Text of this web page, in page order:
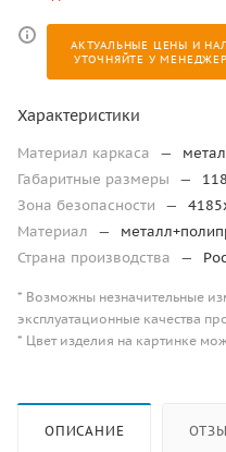
АКТУАЛЬНЫЕ ЦЕНЫ И
УТОЧНЯЙТЕ У
Характеристики
Материал каркаса —
Габаритные размеры
—
Зона безопасности
—
Материал
—
Страна производства
—
* Возможны незначительные
эксплуатационные качества
* Цвет изделия на картинке
ОПИСАНИЕ